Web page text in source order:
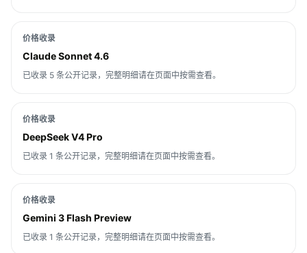
价格收录
Claude Sonnet 4.6
已收录 5 条公开记录，完整明细请在页面中按需查看。
价格收录
DeepSeek V4 Pro
已收录 1 条公开记录，完整明细请在页面中按需查看。
价格收录
Gemini 3 Flash Preview
已收录 1 条公开记录，完整明细请在页面中按需查看。